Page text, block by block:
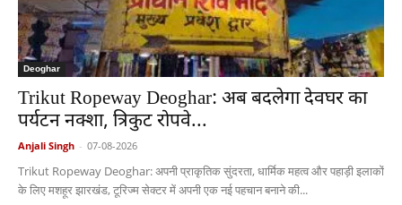
Deoghar
Trikut Ropeway Deoghar: अब बदलेगा देवघर का
पर्यटन नक्शा, त्रिकुट रोपवे...
Anjali Singh - 07-08-2026
Trikut Ropeway Deoghar: अपनी प्राकृतिक सुंदरता, धार्मिक महत्व और पहाड़ी इलाकों
के लिए मशहूर झारखंड, टूरिज्म सेक्टर में अपनी एक नई पहचान बनाने की...